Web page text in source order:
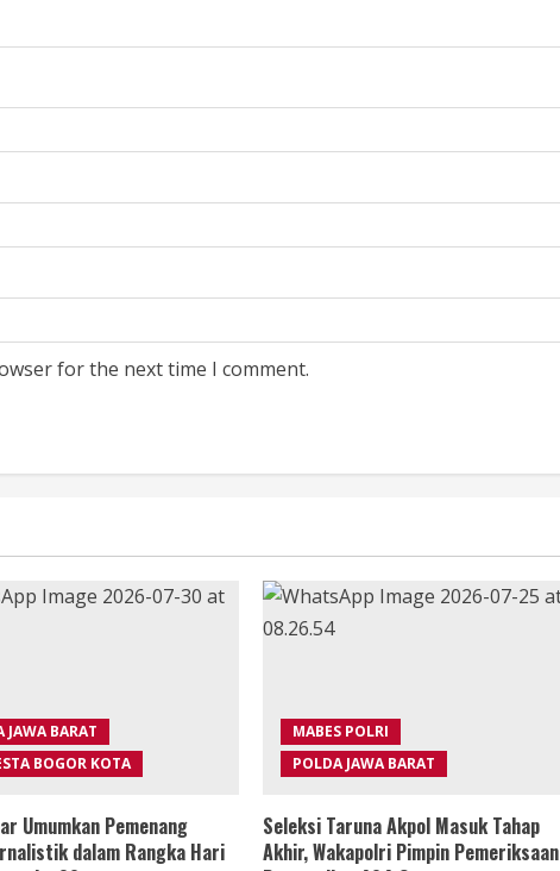
for the next time I comment.
JAWA BARAT
BOGOR KOTA
Umumkan Pemenang
dalam Rangka Hari
MABES POLRI
POLDA JAWA BARAT
Seleksi Taruna Akpol Masuk Tahap
Akhir, Wakapolri Pimpin Pemeriksaan